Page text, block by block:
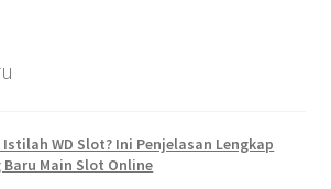
WD Slot? Ini Penjelasan Lengkap
Main Slot Online